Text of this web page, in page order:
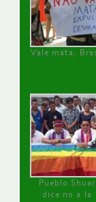
Vale mata,
Pueblo Shuar
dice no a la